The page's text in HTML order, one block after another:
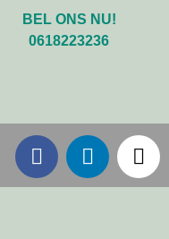
BEL ONS NU!
0618223236